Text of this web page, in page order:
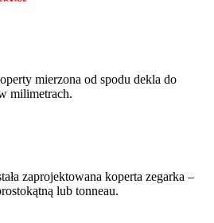
mierzona od spodu dekla do
milimetrach.
zaprojektowana koperta zegarka –
lub tonneau.